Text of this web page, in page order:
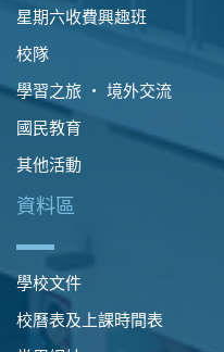
星期六收費興趣班
校隊
學習之旅 ‧ 境外交流
國民教育
其他活動
資料區
學校文件
校曆表及上課時間表